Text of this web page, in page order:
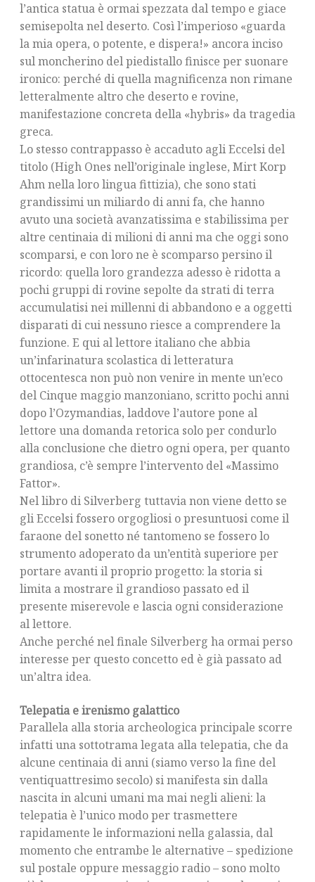
l’antica statua è ormai spezzata dal tempo e giace
semisepolta nel deserto. Così l’imperioso «guarda
la mia opera, o potente, e dispera!» ancora inciso
sul moncherino del piedistallo finisce per suonare
ironico: perché di quella magnificenza non rimane
letteralmente altro che deserto e rovine,
manifestazione concreta della «hybris» da tragedia
greca.
Lo stesso contrappasso è accaduto agli Eccelsi del
titolo (High Ones nell’originale inglese, Mirt Korp
Ahm nella loro lingua fittizia), che sono stati
grandissimi un miliardo di anni fa, che hanno
avuto una società avanzatissima e stabilissima per
altre centinaia di milioni di anni ma che oggi sono
scomparsi, e con loro ne è scomparso persino il
ricordo: quella loro grandezza adesso è ridotta a
pochi gruppi di rovine sepolte da strati di terra
accumulatisi nei millenni di abbandono e a oggetti
disparati di cui nessuno riesce a comprendere la
funzione. E qui al lettore italiano che abbia
un’infarinatura scolastica di letteratura
ottocentesca non può non venire in mente un’eco
del Cinque maggio manzoniano, scritto pochi anni
dopo l’Ozymandias, laddove l’autore pone al
lettore una domanda retorica solo per condurlo
alla conclusione che dietro ogni opera, per quanto
grandiosa, c’è sempre l’intervento del «Massimo
Fattor».
Nel libro di Silverberg tuttavia non viene detto se
gli Eccelsi fossero orgogliosi o presuntuosi come il
faraone del sonetto né tantomeno se fossero lo
strumento adoperato da un’entità superiore per
portare avanti il proprio progetto: la storia si
limita a mostrare il grandioso passato ed il
presente miserevole e lascia ogni considerazione
al lettore.
Anche perché nel finale Silverberg ha ormai perso
interesse per questo concetto ed è già passato ad
un’altra idea.
Telepatia e irenismo galattico
Parallela alla storia archeologica principale scorre
infatti una sottotrama legata alla telepatia, che da
alcune centinaia di anni (siamo verso la fine del
ventiquattresimo secolo) si manifesta sin dalla
nascita in alcuni umani ma mai negli alieni: la
telepatia è l’unico modo per trasmettere
rapidamente le informazioni nella galassia, dal
momento che entrambe le alternative – spedizione
sul postale oppure messaggio radio – sono molto